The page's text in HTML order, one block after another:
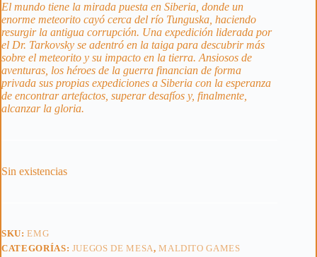
El mundo tiene la mirada puesta en Siberia, donde un
enorme meteorito cayó cerca del río Tunguska, haciendo
resurgir la antigua corrupción. Una expedición liderada por
el Dr. Tarkovsky se adentró en la taiga para descubrir más
sobre el meteorito y su impacto en la tierra. Ansiosos de
aventuras, los héroes de la guerra financian de forma
privada sus propias expediciones a Siberia con la esperanza
de encontrar artefactos, superar desafíos y, finalmente,
alcanzar la gloria.
Sin existencias
SKU:EMG
CATEGORÍAS: JUEGOS DE MESA,MALDITO GAMES